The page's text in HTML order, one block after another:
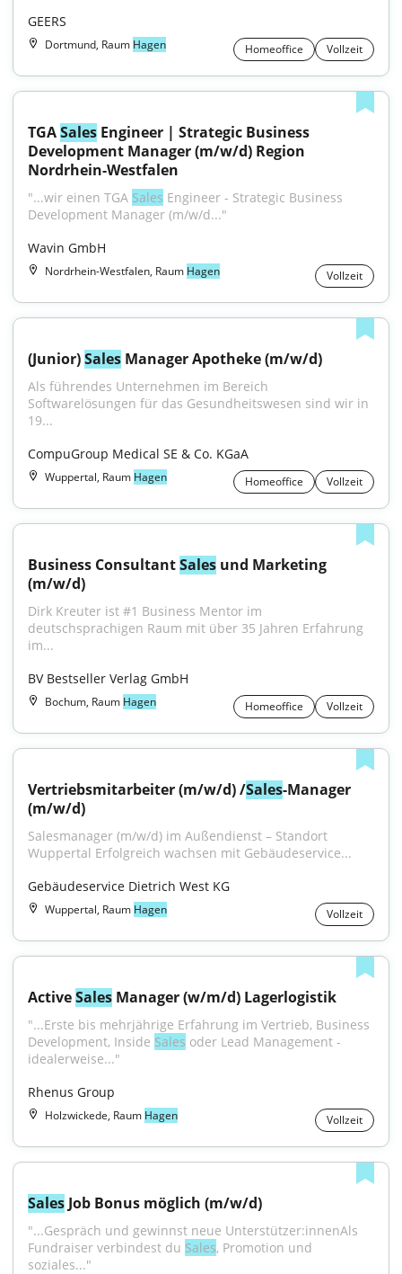
GEERS
Dortmund, Raum Hagen Homeoffice Vollzeit
TGA Sales Engineer | Strategic Business
Development Manager (m/w/d) Region
Nordrhein-Westfalen
"...wir einen TGA Sales Engineer - Strategic Business
Development Manager (m/w/d..."
Wavin GmbH
Nordrhein-Westfalen, Raum Hagen Vollzeit
(Junior) Sales Manager Apotheke (m/w/d)
Als führendes Unternehmen im Bereich
Softwarelösungen für das Gesundheitswesen sind wir in
19...
CompuGroup Medical SE & Co. KGaA
Wuppertal, Raum Hagen Homeoffice Vollzeit
Business Consultant Sales und Marketing
(m/w/d)
Dirk Kreuter ist #1 Business Mentor im
deutschsprachigen Raum mit über 35 Jahren Erfahrung
im...
BV Bestseller Verlag GmbH
Bochum, Raum Hagen Homeoffice Vollzeit
Vertriebsmitarbeiter (m/w/d) /Sales-Manager
(m/w/d)
Salesmanager (m/w/d) im Außendienst – Standort
Wuppertal Erfolgreich wachsen mit Gebäudeservice...
Gebäudeservice Dietrich West KG
Wuppertal, Raum Hagen Vollzeit
Active Sales Manager (w/m/d) Lagerlogistik
"...Erste bis mehrjährige Erfahrung im Vertrieb, Business
Development, Inside Sales oder Lead Management -
idealerweise..."
Rhenus Group
Holzwickede, Raum Hagen Vollzeit
Sales Job Bonus möglich (m/w/d)
"...Gespräch und gewinnst neue Unterstützer:innenAls
Fundraiser verbindest du Sales, Promotion und
soziales..."